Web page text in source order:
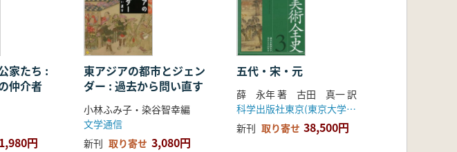
家たち :
仲介者
1,980円
東アジアの都市とジェン
ダー : 過去から問い直す
小林ふみ子・染谷智幸編
文学通信
新刊 取り寄せ 3,080円
五代・宋・元
薛 永年 著 古田 真一 訳
科学出版社東京(東京大学出版会)
新刊 取り寄せ 38,500円